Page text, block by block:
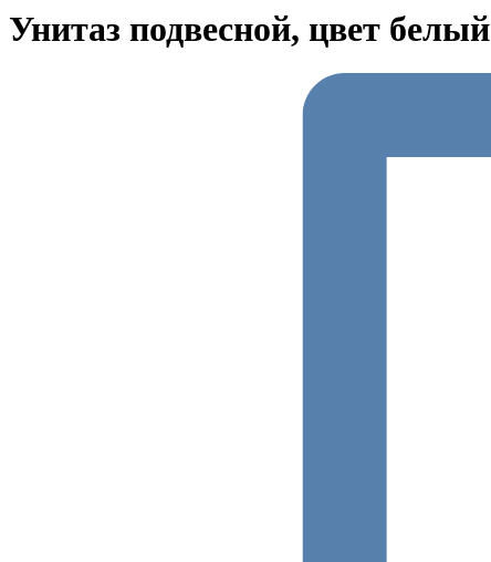
Унитаз подвесной, цвет белый